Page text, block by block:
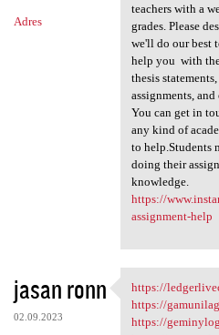
Adres
teachers with a
grades. Please
we'll do our best
help you with
thesis
assignments,
You can get in
any kind of
to help.Students
doing their
knowledge.
https://
assignment-help
jasan ronn
02.09.2023
https://
https://
https://
https://